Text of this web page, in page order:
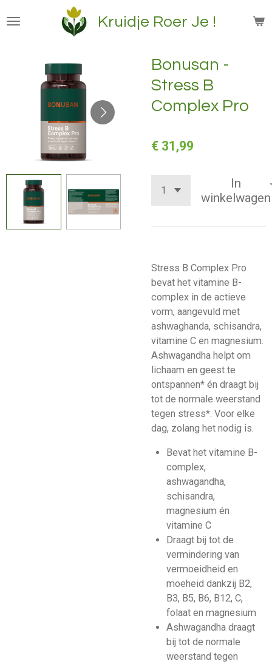
direct
hoofdinhoud
Kruidje Roer Je !
Bonusan -
Stress B
Complex Pro
€ 31,99
In
winkelwagen
Stress B Complex Pro
bevat het vitamine B-
complex in de actieve
vorm, aangevuld met
ashwaghanda, schisandra,
vitamine C en magnesium.
Ashwagandha helpt om
lichaam en geest te
ontspannen* én draagt bij
tot de normale weerstand
tegen stress*. Voor elke
dag, zolang het nodig is.
Bevat het vitamine B-
complex,
ashwagandha,
schisandra,
magnesium én
vitamine C
Draagt bij tot de
vermindering van
vermoeidheid en
moeheid dankzij B2,
B3, B5, B6, B12, C,
folaat en magnesium
Ashwagandha draagt
bij tot de normale
weerstand tegen